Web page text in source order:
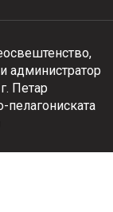
администратор
Петар